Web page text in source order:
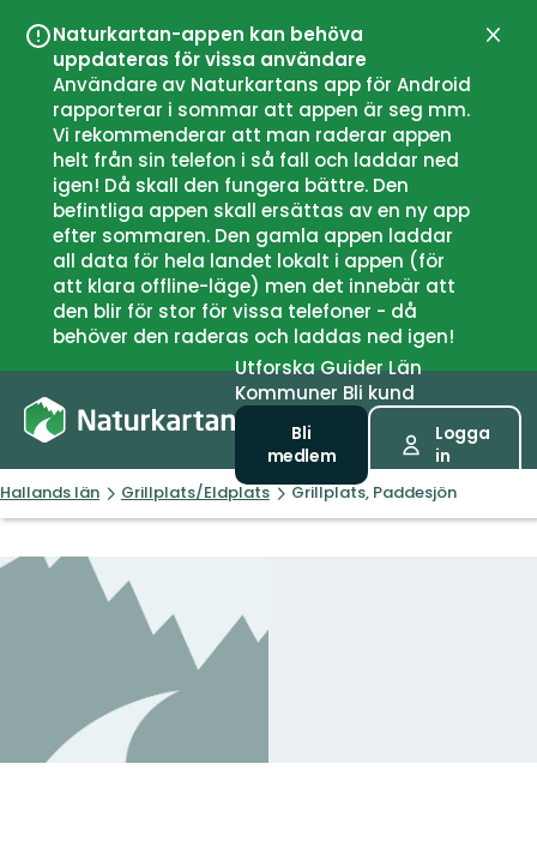
Naturkartan-appen kan behöva
uppdateras för vissa användare
Användare av Naturkartans app för Android
rapporterar i sommar att appen är seg mm.
Vi rekommenderar att man raderar appen
helt från sin telefon i så fall och laddar ned
igen! Då skall den fungera bättre. Den
befintliga appen skall ersättas av en ny app
efter sommaren. Den gamla appen laddar
all data för hela landet lokalt i appen (för
att klara offline-läge) men det innebär att
den blir för stor för vissa telefoner - då
behöver den raderas och laddas ned igen!
UtforskaGuiderLän
Kommuner Bli kund
Bli
medlem
Logga
in
Hallands län Grillplats/Eldplats Grillplats, Paddesjön